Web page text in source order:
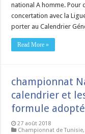
national A homme. Pour
concertation avec la
porter au Calendrier
Read More »
championnat
calendrier et
formule
27 août 2018
Championnat de Tunisie,